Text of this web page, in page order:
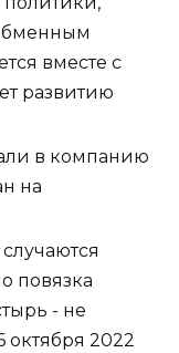
вместе с
развитию
в компанию
на
повязка
- не
октября 2022